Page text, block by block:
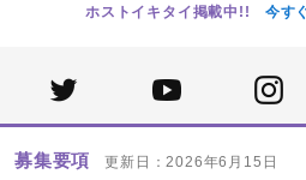
ホストイキタイ掲載中!! 今す
募集要項 更新日：2026年6月15日